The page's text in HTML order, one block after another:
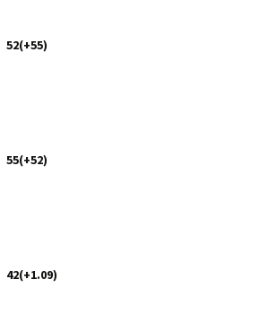
52(+55)
55(+52)
42(+1.09)